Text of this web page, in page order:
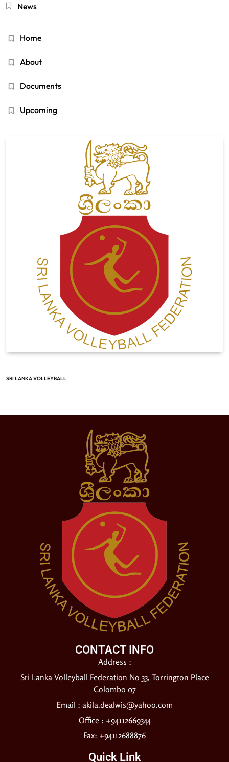
News
Home
About
Documents
Upcoming
SRI LANKA VOLLEYBALL
CONTACT INFO
Address :
Sri Lanka Volleyball Federation No 33, Torrington Place
Colombo 07
Email : akila.dealwis@yahoo.com
Office : +94112669344
Fax: +94112688876
Quick Link